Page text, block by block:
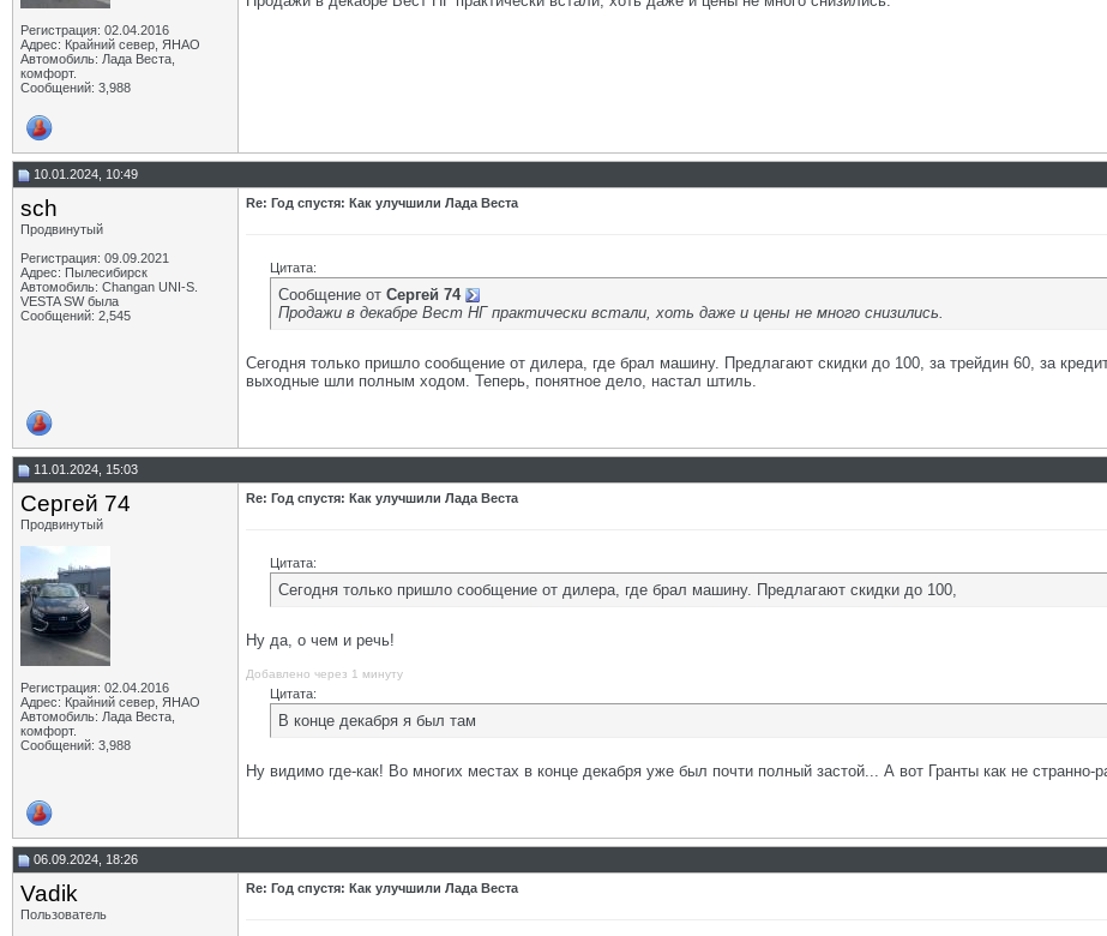
Регистрация: 02.04.2016
Адрес: Крайний север, ЯНАО
Автомобиль: Лада Веста,
комфорт.
Сообщений: 3,988
10.01.2024, 10:49
sch
Продвинутый
Регистрация: 09.09.2021
Адрес: Пылесибирск
Автомобиль: Changan UNI-S.
VESTA SW была
Сообщений: 2,545
Re: Год спустя: Как улучшили Лада Веста
Цитата:
Сообщение от Сергей 74
Продажи в декабре Вест НГ практически встали, хоть даже и цены не много снизились.
Сегодня только пришло сообщение от дилера, где брал машину. Предлагают скидки до 100, за трейдин 60, за
выходные шли полным ходом. Теперь, понятное дело, настал штиль.
11.01.2024, 15:03
Сергей 74
Продвинутый
Регистрация: 02.04.2016
Адрес: Крайний север, ЯНАО
Автомобиль: Лада Веста,
комфорт.
Сообщений: 3,988
Re: Год спустя: Как улучшили Лада Веста
Цитата:
Сегодня только пришло сообщение от дилера, где брал машину. Предлагают скидки до 100,
Ну да, о чем и речь!
Добавлено через 1 минуту
Цитата:
В конце декабря я был там
Ну видимо где-как! Во многих местах в конце декабря уже был почти полный застой... А вот Гранты как не странно-
06.09.2024, 18:26
Vadik
Пользователь
Re: Год спустя: Как улучшили Лада Веста